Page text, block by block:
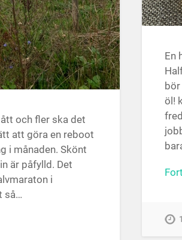
och fler ska det
att göra en reboot
i månaden. Skönt
är påfylld. Det
i
så…
En
öl!